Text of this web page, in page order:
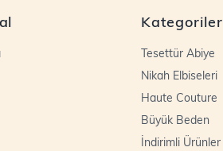
Kategoriler
Tesettür Abiye
Nikah Elbiseleri
Haute Couture
Büyük Beden
İndirimli Ürünler